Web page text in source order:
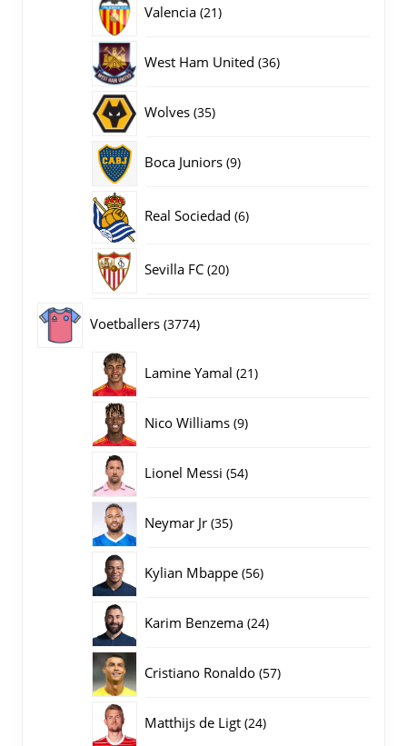
Valencia 2121
West Ham United 3636
Wolves 3535
Boca Juniors 99
Real Sociedad 66
Sevilla FC 2020
Voetballers 37743774
Lamine Yamal 2121
Nico Williams 99
Lionel Messi 5454
Neymar Jr 3535
Kylian Mbappe 5656
Karim Benzema 2424
Cristiano Ronaldo 5757
Matthijs de Ligt 2424